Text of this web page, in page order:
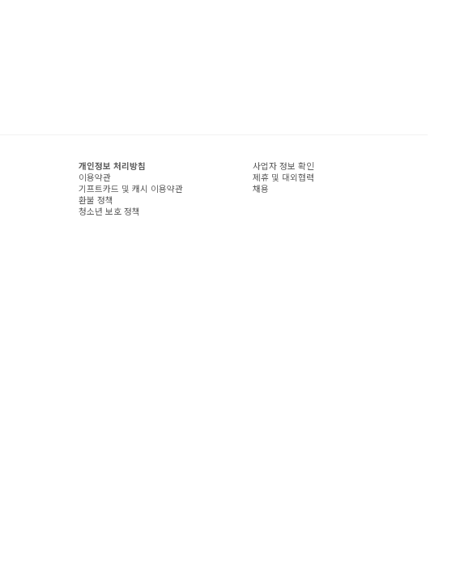
개인정보 처리방침
이용약관
기프트카드 및 캐시 이용약관
환불 정책
청소년 보호 정책
사업자 정보 확인
제휴 및 대외협력
채용